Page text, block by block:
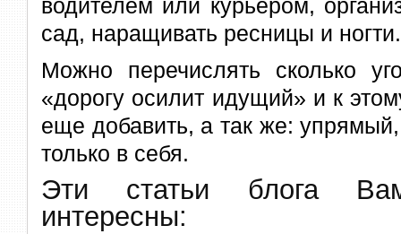
водителем или курьером,
сад, наращивать ресницы и ногти.
Можно перечислять сколько
«дорогу осилит идущий» и к
еще добавить, а так же:
только в себя.
Эти статьи блога
интересны: